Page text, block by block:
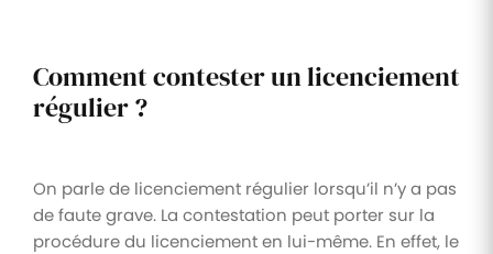
Comment contester un licenciement
régulier ?
On parle de licenciement régulier lorsqu’il n’y a pas
de faute grave. La contestation peut porter sur la
procédure du licenciement en lui-même. En effet, le